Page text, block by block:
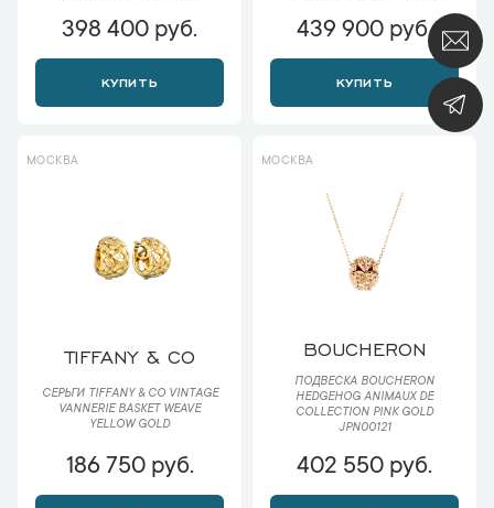
398 400 руб.
КУПИТЬ
439 900 руб.
КУПИТЬ
МОСКВА
TIFFANY & CO
СЕРЬГИ TIFFANY & CO VINTAGE
VANNERIE BASKET WEAVE
YELLOW GOLD
186 750 руб.
МОСКВА
BOUCHERON
ПОДВЕСКА BOUCHERON
HEDGEHOG ANIMAUX DE
COLLECTION PINK GOLD
JPN00121
402 550 руб.